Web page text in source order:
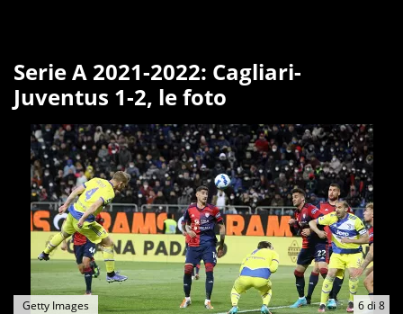
Serie A 2021-2022: Cagliari-
Juventus 1-2, le foto
6di 8
Getty Images